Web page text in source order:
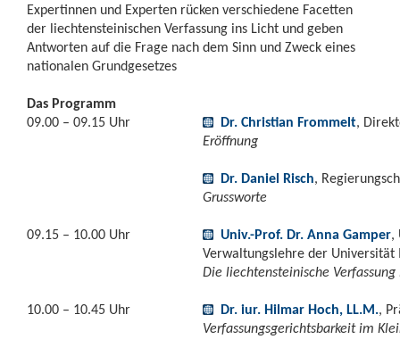
Expertinnen und Experten rücken verschiedene Facetten
der liechtensteinischen Verfassung ins Licht und geben
Antworten auf die Frage nach dem Sinn und Zweck eines
nationalen Grundgesetzes
Das Programm
09.00 – 09.15 Uhr
Dr. Christian Frommelt,
Eröffnung
Dr. Daniel Risch,
Grussworte
09.15 – 10.00 Uhr Univ.-Prof. Dr. Anna Gamper,
Verwaltungslehre der Universität
Die liechtensteinische
10.00 – 10.45 Uhr Dr. iur. Hilmar Hoch, LL.M.,
Verfassungsgerichtsbarkeit im